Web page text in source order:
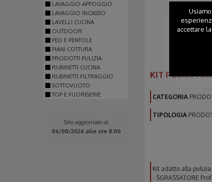
LAVAGGIO APPOGGIO
LAVAGGIO INCASSO
LAVELLI CUCINA
OUTDOOR
PED E PENTOLE
PIANI COTTURA
PRODOTTI PULIZIA
RUBINETTI CUCINA
RUBINETTI FILTRAGGIO
SOTTOVUOTO
TOP E FUORISERIE
Sito aggiornato al
06/08/2026 alle ore 8:00
KIT PULIZIA
CATEGORIA
TIPOLOGIA
Kit adatto alla
- SGRASSATORE
accettare